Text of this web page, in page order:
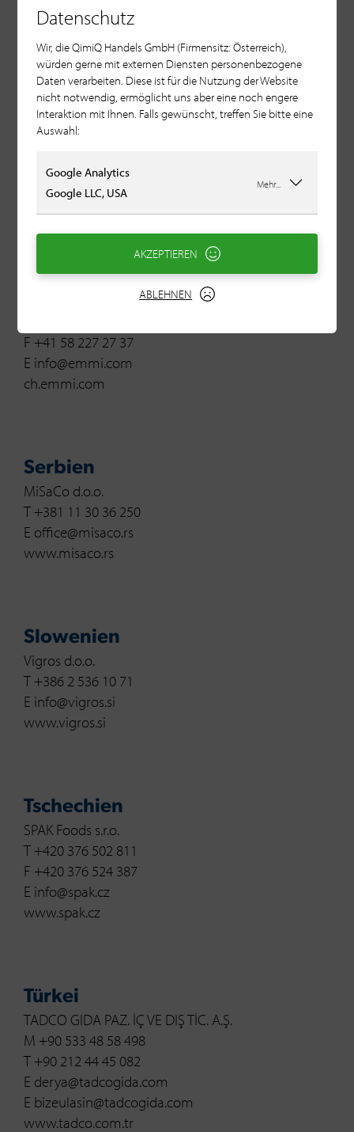
E gpf@xnet.ro
Schweden
PerMelA
adam@permela.com
T +46 70 7601108
Schweiz
F +41 58 227 27 37
E info@emmi.com
ch.emmi.com
Serbien
MiSaCo d.o.o.
T +381 11 30 36 250
E office@misaco.rs
www.misaco.rs
Slowenien
Vigros d.o.o.
T +386 2 536 10 71
E info@vigros.si
www.vigros.si
Tschechien
SPAK Foods s.r.o.
T +420 376 502 811
F +420 376 524 387
E info@spak.cz
www.spak.cz
Türkei
TADCO GIDA PAZ. İÇ VE DIŞ TİC. A.Ş.
M +90 533 48 58 498
T +90 212 44 45 082
E derya@tadcogida.com
E bizeulasin@tadcogida.com
www.tadco.com.tr
Datenschutz
Wir, die QimiQ Handels GmbH (Firmensitz: Österreich),
würden gerne mit externen Diensten personenbezogene
Daten verarbeiten. Diese ist für die Nutzung der Website
nicht notwendig, ermöglicht uns aber eine noch engere
Interaktion mit Ihnen. Falls gewünscht, treffen Sie bitte eine
Auswahl:
Google Analytics
Google LLC, USA
Mehr...
ABLEHNEN
AKZEPTIEREN